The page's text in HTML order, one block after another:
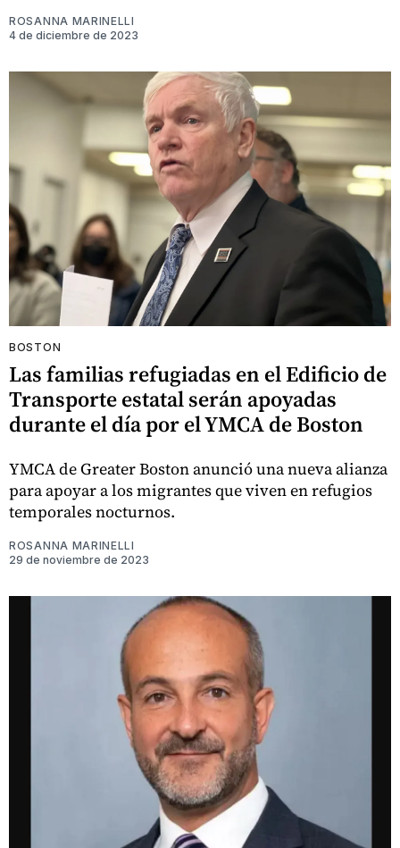
ROSANNA MARINELLI
4 de diciembre de 2023
BOSTON
Las familias refugiadas en el Edificio de
Transporte estatal serán apoyadas
durante el día por el YMCA de Boston
YMCA de Greater Boston anunció una nueva alianza
para apoyar a los migrantes que viven en refugios
temporales nocturnos.
ROSANNA MARINELLI
29 de noviembre de 2023